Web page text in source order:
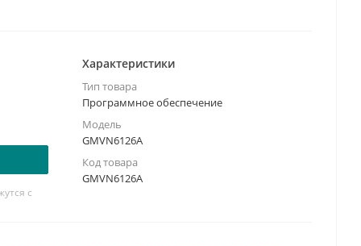
с
Характеристики
Тип товара
Программное обеспечение
Модель
GMVN6126A
Код товара
GMVN6126A